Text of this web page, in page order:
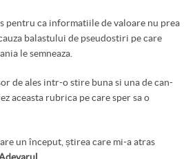
pentru ca informatiile de valoare nu prea
balastului de pseudostiri pe care
le semneaza.
de ales intr-o stire buna si una de can-
aceasta rubrica pe care sper sa o
un început, știrea care mi-a atras